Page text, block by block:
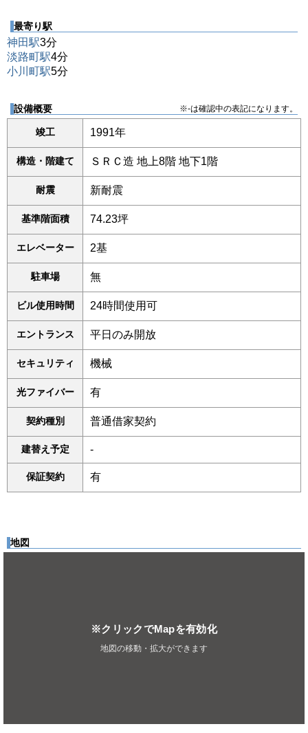
最寄り駅
神田駅3分
淡路町駅4分
小川町駅5分
設備概要 ※-は確認中の表記になります。
竣工 1991年
構造・階建て ＳＲＣ造 地上8階 地下1階
耐震 新耐震
基準階面積 74.23坪
エレベーター 2基
駐車場 無
ビル使用時間 24時間使用可
エントランス 平日のみ開放
セキュリティ 機械
光ファイバー 有
契約種別 普通借家契約
建替え予定 -
保証契約 有
地図
※クリックでMapを有効化
地図の移動・拡大ができます